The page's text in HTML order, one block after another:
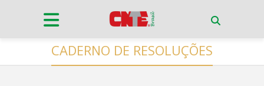
CADERNO DE RESOLUÇÕES